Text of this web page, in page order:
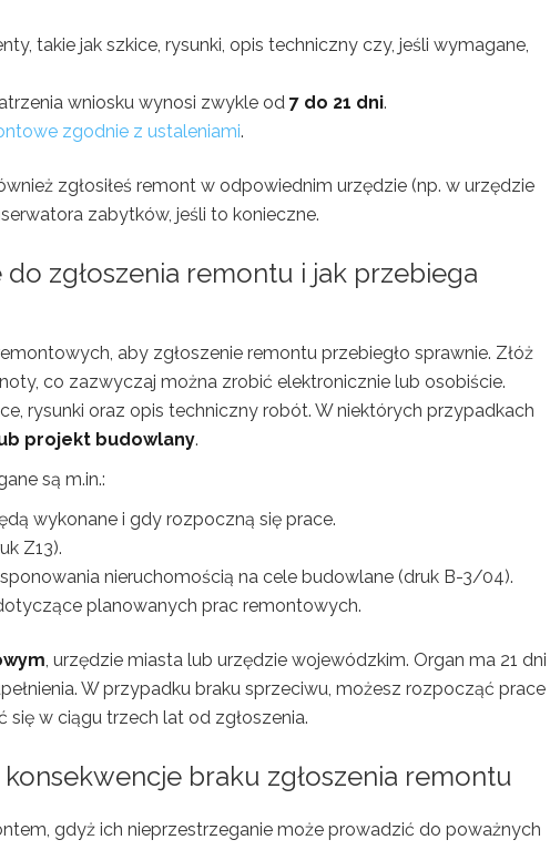
takie jak szkice, rysunki, opis techniczny czy, jeśli wymagane,
wniosku wynosi zwykle od 7 do 21 dni.
zgodnie z ustaleniami.
zgłosiłeś remont w odpowiednim urzędzie (np. w urzędzie
zabytków, jeśli to konieczne.
zgłoszenia remontu i jak przebiega
aby zgłoszenie remontu przebiegło sprawnie. Złóż
co zazwyczaj można zrobić elektronicznie lub osobiście.
rysunki oraz opis techniczny robót. W niektórych przypadkach
projekt budowlany.
są m.in.:
wykonane i gdy rozpoczną się prace.
Z13).
nieruchomością na cele budowlane (druk B-3/04).
planowanych prac remontowych.
, urzędzie miasta lub urzędzie wojewódzkim. Organ ma 21 dni
W przypadku braku sprzeciwu, możesz rozpocząć prace
w ciągu trzech lat od zgłoszenia.
braku zgłoszenia remontu
gdyż ich nieprzestrzeganie może prowadzić do poważnych